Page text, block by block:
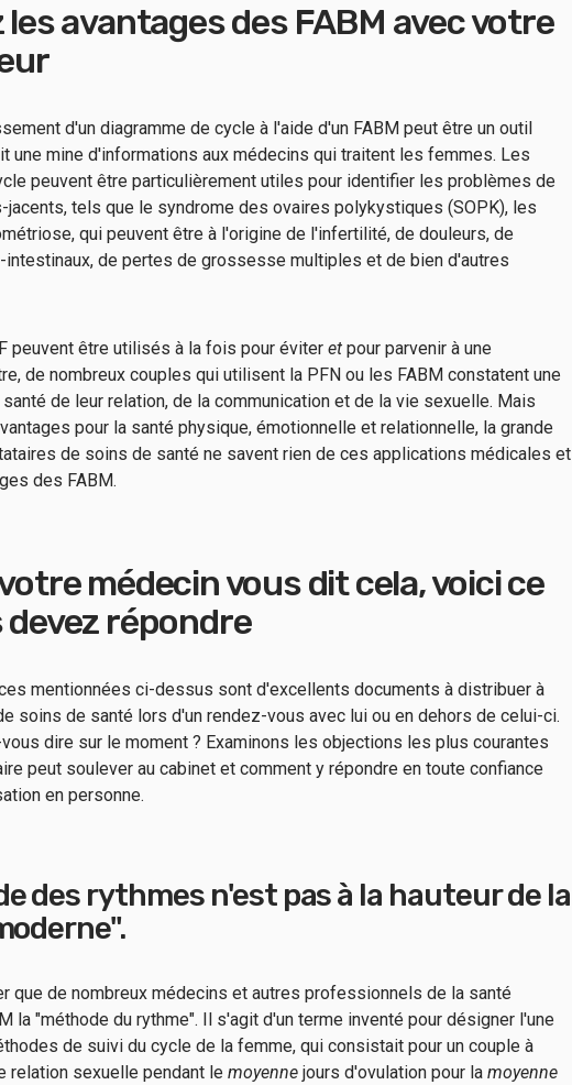
avantages des FABM avec votre
d'un diagramme de cycle à l'aide d'un FABM peut être un outil
une mine d'informations aux médecins qui traitent les femmes. Les
peuvent être particulièrement utiles pour identifier les problèmes de
jacents, tels que le syndrome des ovaires polykystiques (SOPK), les
qui peuvent être à l'origine de l'infertilité, de douleurs, de
de pertes de grossesse multiples et de bien d'autres
peuvent être utilisés à la fois pour éviter et pour parvenir à une
de nombreux couples qui utilisent la PFN ou les FABM constatent une
de leur relation, de la communication et de la vie sexuelle. Mais
pour la santé physique, émotionnelle et relationnelle, la grande
de soins de santé ne savent rien de ces applications médicales et
des FABM.
médecin vous dit cela, voici ce
devez répondre
mentionnées ci-dessus sont d'excellents documents à distribuer à
soins de santé lors d'un rendez-vous avec lui ou en dehors de celui-ci.
dire sur le moment ? Examinons les objections les plus courantes
peut soulever au cabinet et comment y répondre en toute confiance
en personne.
des rythmes n'est pas à la hauteur de la
que de nombreux médecins et autres professionnels de la santé
la "méthode du rythme". Il s'agit d'un terme inventé pour désigner l'une
de suivi du cycle de la femme, qui consistait pour un couple à
relation sexuelle pendant le moyenne jours d'ovulation pour la moyenne